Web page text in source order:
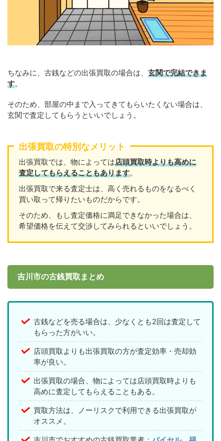
ちなみに、古銭などの出張買取の場合は、 玄関で完結できま
す。
そのため、部屋の中まで入ってきてもらいたくない場合は、
玄関で査定してもらうといいでしょう。
出張買取の特別なメリット
出張買取では、物によっては店頭買取時よりも高めに
査定してもらえることもあります。
出張買取で来る査定士は、高く売れるものをなるべく
買い取って帰りたいものだからです。
そのため、もし査定価格に満足できなかった場合は、
希望価格を伝えて交渉してみられるといいでしょう。
吉川市の古銭買取まとめ
古銭などを売る場合は、少なくとも2回は査定して
もらった方がいい。
店頭買取よりも出張買取の方が査定効率・売却効
率が良い。
出張買取の場合、物によっては店頭買取時よりも
高めに査定してもらえることもある。
買取方法は、ノーリスクで利用できる出張買取が
オススメ。